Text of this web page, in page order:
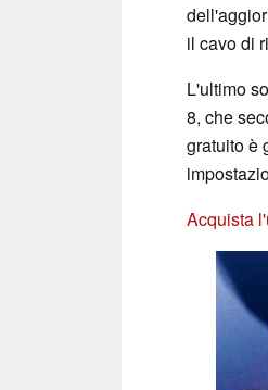
il cavo di
L'ultimo
8, che
gratuito è
Acquista